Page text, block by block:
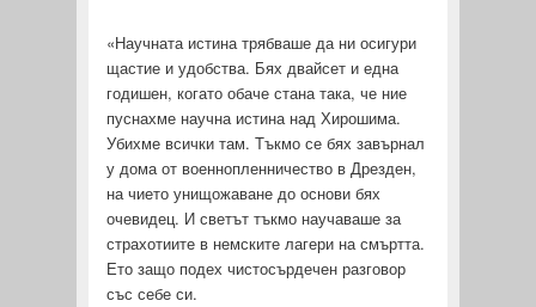
«Научната истина трябваше да ни осигури
щастие и удоб­ства. Бях двайсет и една
годишен, когато обаче стана така, че ние
пуснахме научна истина над Хирошима.
Убихме всички там. Тъкмо се бях завърнал
у дома от военнопленничество в Дрезден,
на чието унищожаване до основи бях
очевидец. И светът тъкмо научаваше за
страхотиите в немските лагери на смъртта.
Ето защо подех чистосърдечен разговор
със себе си.